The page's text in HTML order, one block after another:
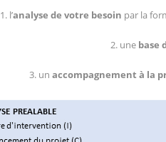
1. l’analyse de votre besoin par la
2. une base
3. un accompagnement à la